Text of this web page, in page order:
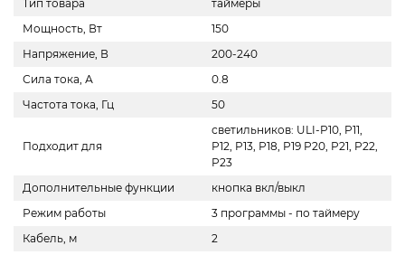
Тип товара
таймеры
Мощность, Вт
150
Напряжение, В
200-240
Сила тока, А
0.8
Частота тока, Гц
50
Подходит для
светильников: ULI-P10, P11,
P12, P13, P18, P19 P20, P21, P22,
P23
Дополнительные функции
кнопка вкл/выкл
Режим работы
3 программы - по таймеру
Кабель, м
2